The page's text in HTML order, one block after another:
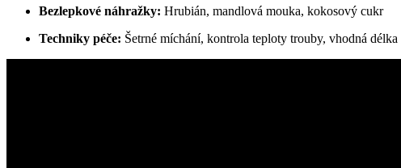
Bezlepkové náhražky: Hrubián, mandlová mouka, kokosový cukr
Techniky péče: Šetrné míchání, kontrola teploty‌ trouby, vhodná délka